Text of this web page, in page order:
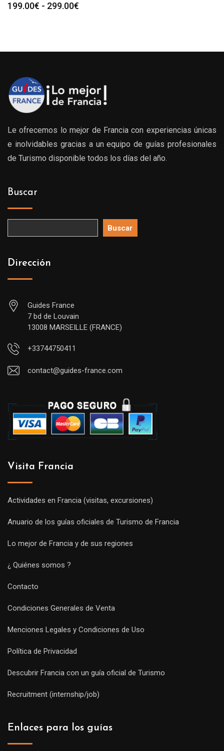
199.00€ - 299.00€
199.00€
Le ofrecemos lo mejor de Francia con experiencias únicas
e inolvidables gracias a un equipo de guías profesionales
de Turismo disponible todos los días del año.
Buscar
Buscar
Dirección
Guides France
7 bd de Louvain
13008 MARSEILLE (FRANCE)
+33744750411
contact@guides-france.com
Visita Francia
Actividades en Francia (visitas, excursiones)
Anuario de los guías oficiales de Turismo de Francia
Lo mejor de Francia y de sus regiones
¿ Quiénes somos ?
Contacto
Condiciones Generales de Venta
Menciones Legales y Condiciones de Uso
Política de Privacidad
Descubrir Francia con un guía oficial de Turismo
Recruitment (internship/job)
Enlaces para los guías